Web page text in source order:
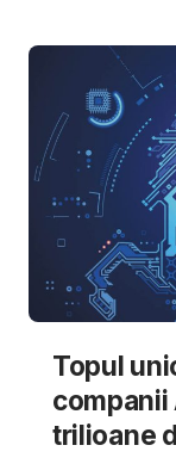
Topul
companii
trilioane